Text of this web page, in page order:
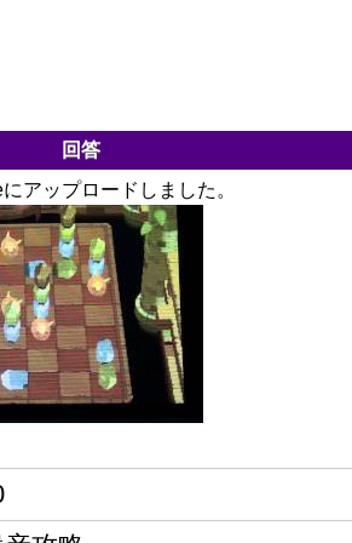
回答
アップロードしました。